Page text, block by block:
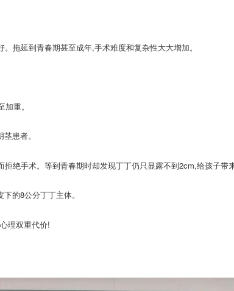
拖延到青春期甚至成年,手术难度和复杂性大大增加。
重。
患者。
绝手术。等到青春期时却发现丁丁仍只显露不到2cm,给孩子带
的8公分丁丁主体。
理双重代价!